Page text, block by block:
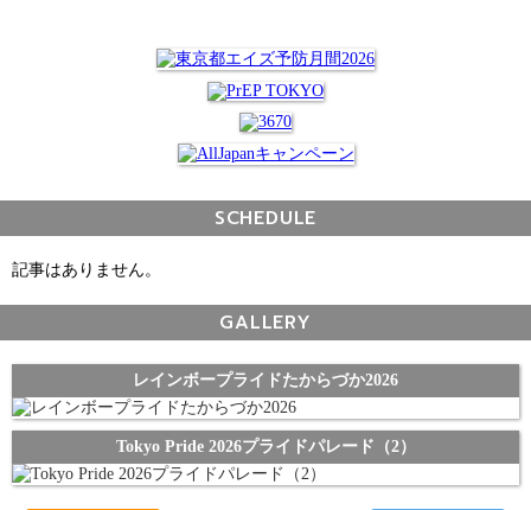
SCHEDULE
記事はありません。
GALLERY
レインボープライドたからづか2026
Tokyo Pride 2026プライドパレード（2）